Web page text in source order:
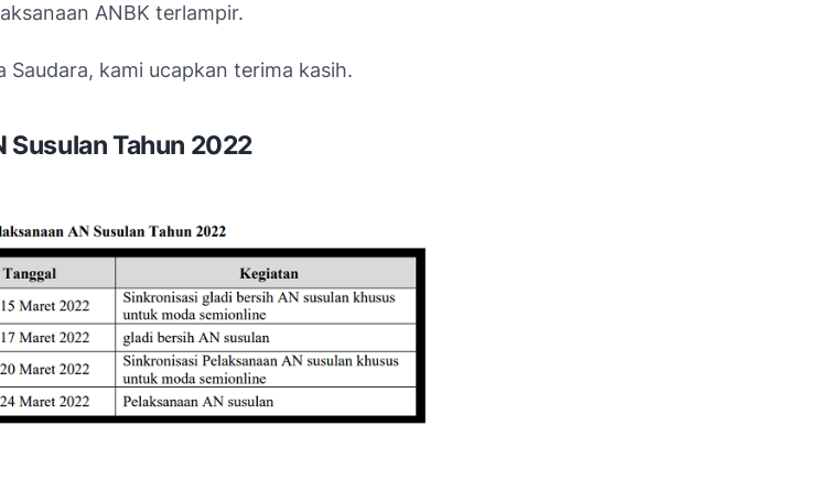
ANBK terlampir.
Saudara, kami ucapkan terima kasih.
Susulan Tahun 2022